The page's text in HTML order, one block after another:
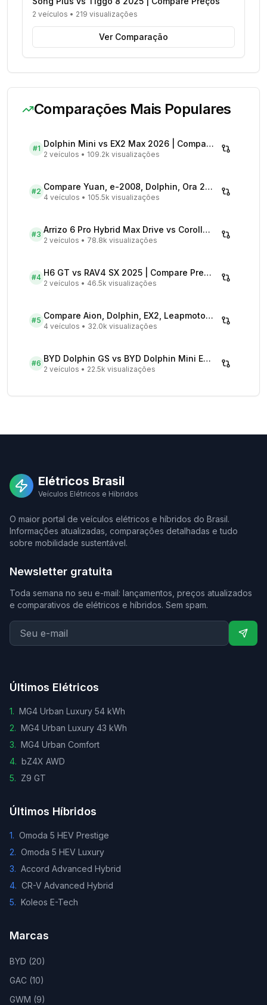
2 veículos • 219 visualizações
Ver Comparação
Comparações Mais Populares
#1 Dolphin Mini vs EX2 Max 2026 | Compare Preços
2 veículos • 109.2k visualizações
#2 Compare Yuan, e-2008, Dolphin, Ora 2026 | Veículos Elétricos
4 veículos • 105.5k visualizações
#3 Arrizo 6 Pro Hybrid Max Drive vs Corolla Cross XRX Hybrid - Comparativo Completo
2 veículos • 78.8k visualizações
#4 H6 GT vs RAV4 SX 2025 | Compare Preços
2 veículos • 46.5k visualizações
#5 Compare Aion, Dolphin, EX2, Leapmotor 2026 | Veículos Elétricos
4 veículos • 32.0k visualizações
#6 BYD Dolphin GS vs BYD Dolphin Mini EV - Comparativo Completo
2 veículos • 22.5k visualizações
Elétricos Brasil
Veículos Elétricos e Híbridos
O maior portal de veículos elétricos e híbridos do Brasil.
Informações atualizadas, comparações detalhadas e tudo
sobre mobilidade sustentável.
Newsletter gratuita
Toda semana no seu e-mail: lançamentos, preços atualizados
e comparativos de elétricos e híbridos. Sem spam.
Últimos Elétricos
1. MG4 Urban Luxury 54 kWh
2. MG4 Urban Luxury 43 kWh
3. MG4 Urban Comfort
4. bZ4X AWD
5. Z9 GT
Últimos Híbridos
1. Omoda 5 HEV Prestige
2. Omoda 5 HEV Luxury
3. Accord Advanced Hybrid
4. CR-V Advanced Hybrid
5. Koleos E-Tech
Marcas
BYD (20)
GAC (10)
GWM (9)